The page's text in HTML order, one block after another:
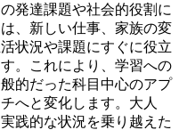
発達課題や社会的役割に
、新しい仕事、家族の変
状況や課題にすぐに役立
。これにより、学習への
的だった科目中心のアプ
へと変化します。大人
践的な状況を乗り越えた